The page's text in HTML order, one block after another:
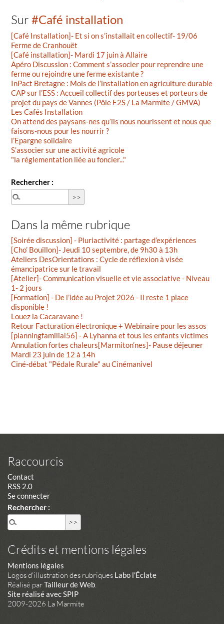
Sur#Café installation
[Café Installation]- Et si on s’installait en collectif- 19/06
Ferme de Cranhouët
[Café installation]- Mardi 17 juin à Allaire
Apéro Discussion : Comment s’associer pour reprendre une
ferme ou rejoindre une ferme existante ?
InPact Bretagne : Mois de l’installation en agriculture durable
CAP sur l’ESS : Accueil collectif des porteuses et porteurs de
projet du pays de Vannes (Pôle E2S / La Marmite / GMVA)
Les Cafés Installation
On attend des paysans-nes qu’ils nous nourissent et nous que
faisons-nous pour les nourrir ?
l’Epargne solidaire
S’associer sur une activité agricole
"la réglementation liée au foncier..."
Rechercher :
Dans la même rubrique
[Soirée discussion] - Pluriactivité : partage d’expériences
[Cho’ Bouillon]- Jeudi 10 septembre, de 9h30 à 13h
Ateliers DesOrientations : Cycle de réflexion à visée
émancipatrice sur le travail
[Atelier]- Communication visuelle et vie associative - Niveau
1- 2 jours
[Formation] - De l’idée au Projet 2026 - Il reste 1 place
disponible !
Louez la Cacaravane !
Retour Facturation électronique + Webinaire pour les assos
[planningfamilial56] - A Lyhanna et tous les enfants victimes
Annulation fortes chaleurs[Marmiton’nes]- Pause déjeuner
Mardi 23 juin de 12 à 14h
Ciné-débat "Pédale Rurale" au Cinémanivel
Raccourcis
Contact
RSS 2.0
Se connecter
Rechercher :
Crédits et mentions légales
Mentions légales
Logos d'illustration des rubriques Labo l'Éclate
Réalisé parTailleur de Web
Site réalisé avec SPIP
2009-2026 La Marmite